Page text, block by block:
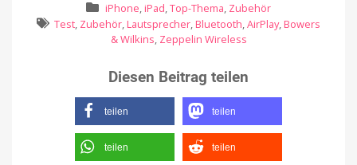
iPhone, iPad,Top-Thema, Zubehör
Test, Zubehör, Lautsprecher, Bluetooth,AirPlay, Bowers
& Wilkins, Zeppelin Wireless
Diesen Beitrag teilen
teilen teilen
teilen teilen